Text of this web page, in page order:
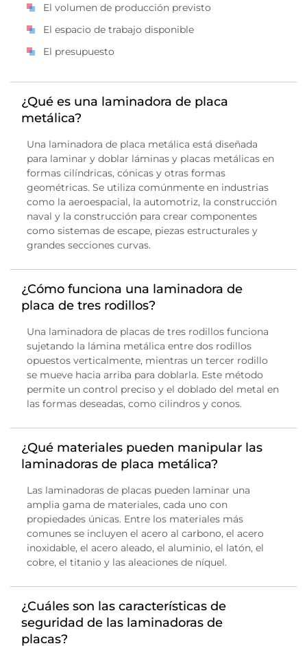
El volumen de producción previsto
El espacio de trabajo disponible
El presupuesto
¿Qué es una laminadora de placa
metálica?
Una laminadora de placa metálica está diseñada
para laminar y doblar láminas y placas metálicas en
formas cilíndricas, cónicas y otras formas
geométricas. Se utiliza comúnmente en industrias
como la aeroespacial, la automotriz, la construcción
naval y la construcción para crear componentes
como sistemas de escape, piezas estructurales y
grandes secciones curvas.
¿Cómo funciona una laminadora de
placa de tres rodillos?
Una laminadora de placas de tres rodillos funciona
sujetando la lámina metálica entre dos rodillos
opuestos verticalmente, mientras un tercer rodillo
se mueve hacia arriba para doblarla. Este método
permite un control preciso y el doblado del metal en
las formas deseadas, como cilindros y conos.
¿Qué materiales pueden manipular las
laminadoras de placa metálica?
Las laminadoras de placas pueden laminar una
amplia gama de materiales, cada uno con
propiedades únicas. Entre los materiales más
comunes se incluyen el acero al carbono, el acero
inoxidable, el acero aleado, el aluminio, el latón, el
cobre, el titanio y las aleaciones de níquel.
¿Cuáles son las características de
seguridad de las laminadoras de
placas?